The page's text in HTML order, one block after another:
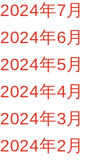
2024年7月
2024年6月
2024年5月
2024年4月
2024年3月
2024年2月